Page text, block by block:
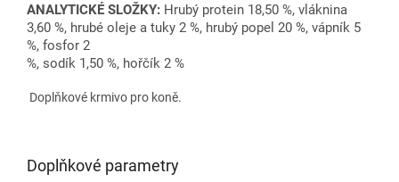
ANALYTICKÉ SLOŽKY: Hrubý protein 18,50 %, vláknina
3,60 %, hrubé oleje a tuky 2 %, hrubý popel 20 %, vápník 5
%, fosfor 2
%, sodík 1,50 %, hořčík 2 %
Doplňkové krmivo pro koně.
Doplňkové parametry